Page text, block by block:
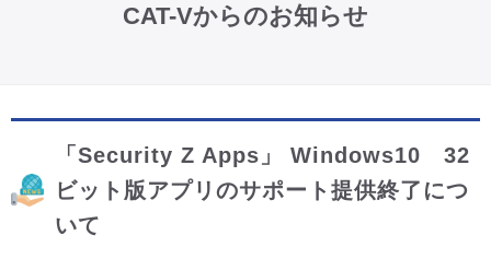
CAT-Vからのお知らせ
「Security Z Apps」 Windows10 32
ビット版アプリのサポート提供終了につ
いて
サービスエリア